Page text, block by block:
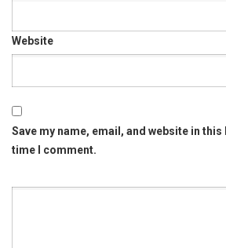
Website
Save my name, email, and website in
time I comment.